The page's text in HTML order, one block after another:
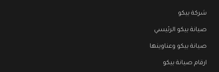
شركة بيكو
صيانة بيكو الرئيسي
صيانة بيكو وعناوينها
ارقام صيانة بيكو